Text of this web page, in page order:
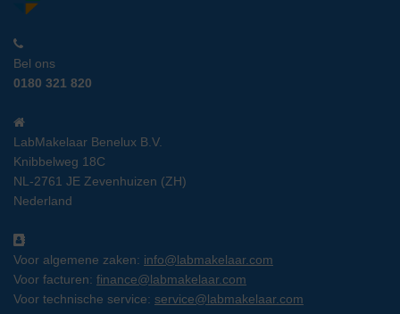
Bel ons
0180 321 820
LabMakelaar Benelux B.V.
Knibbelweg 18C
NL-2761 JE Zevenhuizen (ZH)
Nederland
Voor algemene zaken: info@labmakelaar.com
Voor facturen: finance@labmakelaar.com
Voor technische service: service@labmakelaar.com